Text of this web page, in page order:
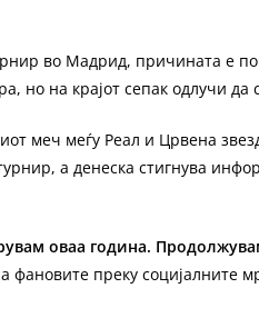
во Мадрид, причината е
но на крајот сепак одлучи да
меч меѓу Реал и Црвена
а денеска стигнува
оваа година.
фановите преку социјалните